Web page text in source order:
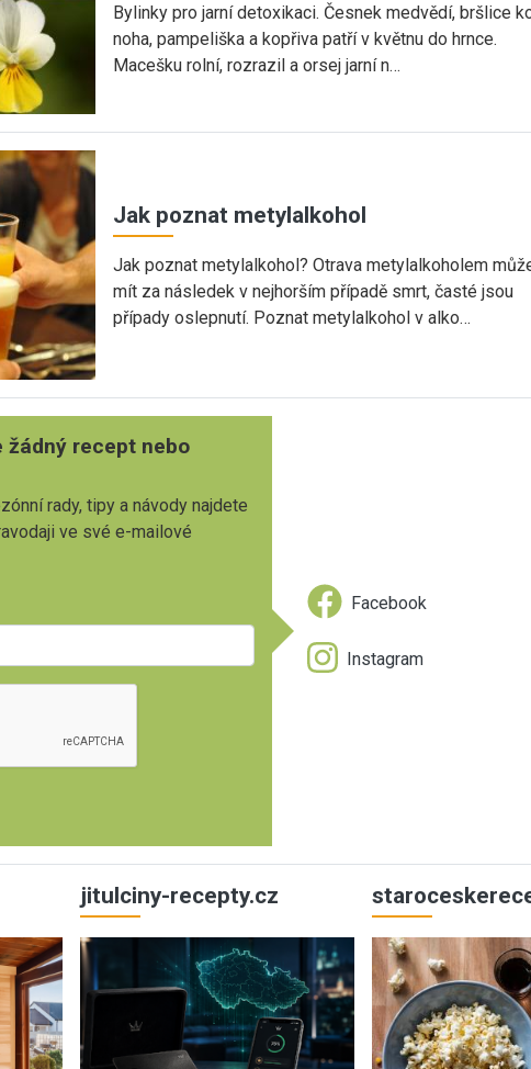
Bylinky pro jarní detoxikaci. Česnek medvědí, bršlice
noha, pampeliška a kopřiva patří v květnu do hrnce.
Macešku rolní, rozrazil a orsej jarní n…
Jak poznat metylalkohol
Jak poznat metylalkohol? Otrava metylalkoholem
mít za následek v nejhorším případě smrt, časté jsou
případy oslepnutí. Poznat metylalkohol v alko…
žádný recept nebo
rady, tipy a návody najdete
ve své e-mailové
Facebook
Instagram
jitulciny-recepty.cz